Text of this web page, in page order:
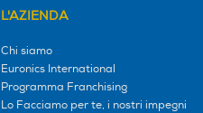
L'AZIENDA
Chi siamo
Euronics International
Programma Franchising
Lo Facciamo per te, i nostri impegni